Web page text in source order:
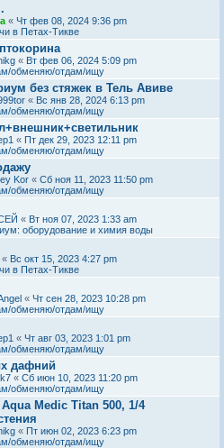
« Чт фев 08, 2024 9:36 pm
в Петах-Тикве
« Вт фев 06, 2024 5:09 pm
обменяю/отдам/ищу
без стяжек в Тель Авиве
« Вс янв 28, 2024 6:13 pm
обменяю/отдам/ищу
« Пт дек 29, 2023 12:11 pm
обменяю/отдам/ищу
Kor « Сб ноя 11, 2023 11:50 pm
обменяю/отдам/ищу
« Вт ноя 07, 2023 1:33 am
оборудование и химия воды
« Вс окт 15, 2023 4:27 pm
в Петах-Тикве
« Чт сен 28, 2023 10:28 pm
обменяю/отдам/ищу
« Чт авг 03, 2023 1:01 pm
обменяю/отдам/ищу
дафний
« Сб июн 10, 2023 11:20 pm
обменяю/отдам/ищу
Medic Titan 500, 1/4
« Пт июн 02, 2023 6:23 pm
обменяю/отдам/ищу